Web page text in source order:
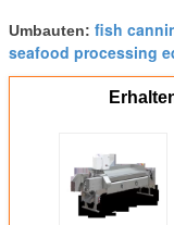
Umbauten: fish
seafood processing